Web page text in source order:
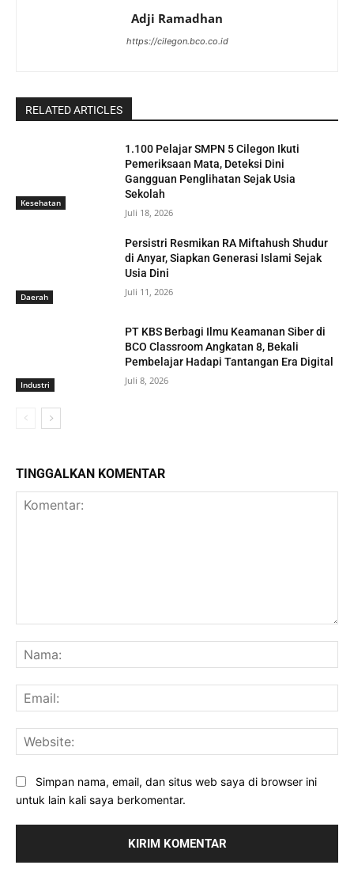
Adji Ramadhan
https://cilegon.bco.co.id
RELATED ARTICLES
Kesehatan
1.100 Pelajar SMPN 5 Cilegon Ikuti
Pemeriksaan Mata, Deteksi Dini
Gangguan Penglihatan Sejak Usia
Sekolah
Juli 18, 2026
Daerah
Persistri Resmikan RA Miftahush Shudur
di Anyar, Siapkan Generasi Islami Sejak
Usia Dini
Juli 11, 2026
Industri
PT KBS Berbagi Ilmu Keamanan Siber di
BCO Classroom Angkatan 8, Bekali
Pembelajar Hadapi Tantangan Era Digital
Juli 8, 2026
TINGGALKAN KOMENTAR
Simpan nama, email, dan situs web saya di browser ini
untuk lain kali saya berkomentar.